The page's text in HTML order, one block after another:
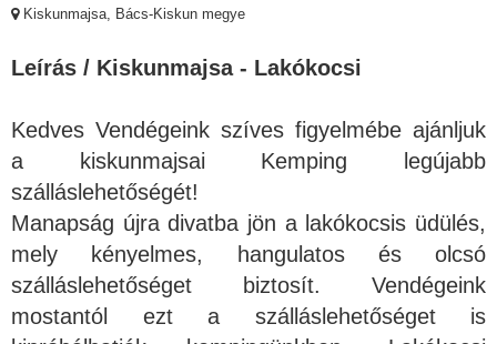
Kiskunmajsa, Bács-Kiskun megye
Leírás / Kiskunmajsa - Lakókocsi
Kedves Vendégeink szíves figyelmébe ajánljuk
a kiskunmajsai Kemping legújabb
szálláslehetőségét!
Manapság újra divatba jön a lakókocsis üdülés,
mely kényelmes, hangulatos és olcsó
szálláslehetőséget biztosít. Vendégeink
mostantól ezt a szálláslehetőséget is